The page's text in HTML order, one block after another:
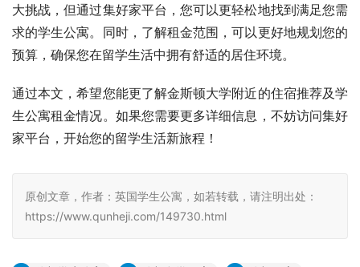
大挑战，但通过集好家平台，您可以更轻松地找到满足您需
求的学生公寓。同时，了解租金范围，可以更好地规划您的
预算，确保您在留学生活中拥有舒适的居住环境。
通过本文，希望您能更了解金斯顿大学附近的住宿推荐及学
生公寓租金情况。如果您需要更多详细信息，不妨访问集好
家平台，开始您的留学生活新旅程！
原创文章，作者：英国学生公寓，如若转载，请注明出处：
https://www.qunheji.com/149730.html